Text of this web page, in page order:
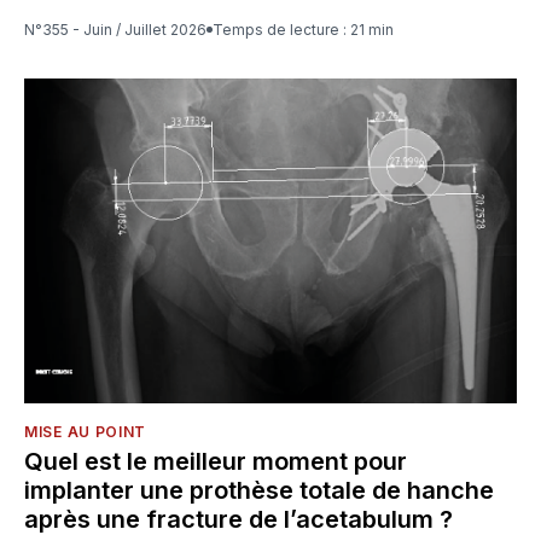
N°355 - Juin / Juillet 2026 Temps de lecture : 21 min
MISE AU POINT
Quel est le meilleur moment pour
implanter une prothèse totale de hanche
après une fracture de l’acetabulum ?